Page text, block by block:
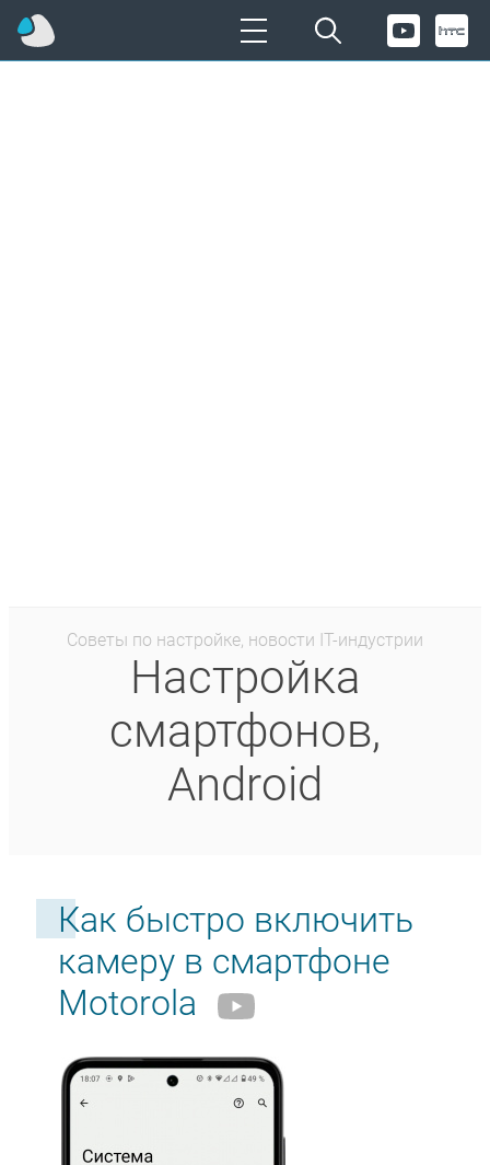
Советы по настройке, новости IT-индустрии
Настройка
смартфонов,
Android
Как быстро включить
камеру в смартфоне
Motorola